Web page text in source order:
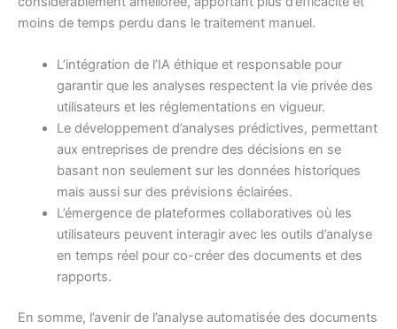
moins de temps perdu dans le traitement manuel.
L’intégration de l’IA éthique et responsable pour
garantir que les analyses respectent la vie privée des
utilisateurs et les réglementations en vigueur.
Le développement d’analyses prédictives, permettant
aux entreprises de prendre des décisions en se
basant non seulement sur les données historiques
mais aussi sur des prévisions éclairées.
L’émergence de plateformes collaboratives où les
utilisateurs peuvent interagir avec les outils d’analyse
en temps réel pour co-créer des documents et des
rapports.
En somme, l’avenir de l’analyse automatisée des documents